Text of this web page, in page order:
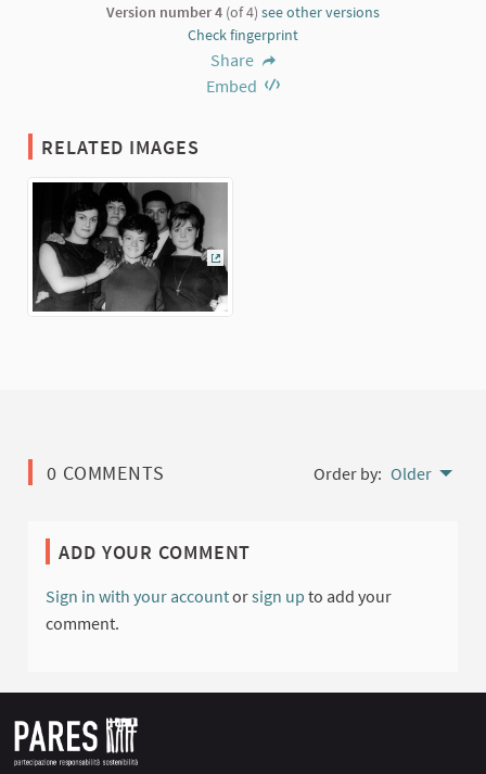
Version number 4 (of 4) see other versions
Check fingerprint
Share
Embed
RELATED IMAGES
(External link)
0 COMMENTS Order by: Older
ADD YOUR COMMENT
Sign in with your accountorsign up to add your
comment.